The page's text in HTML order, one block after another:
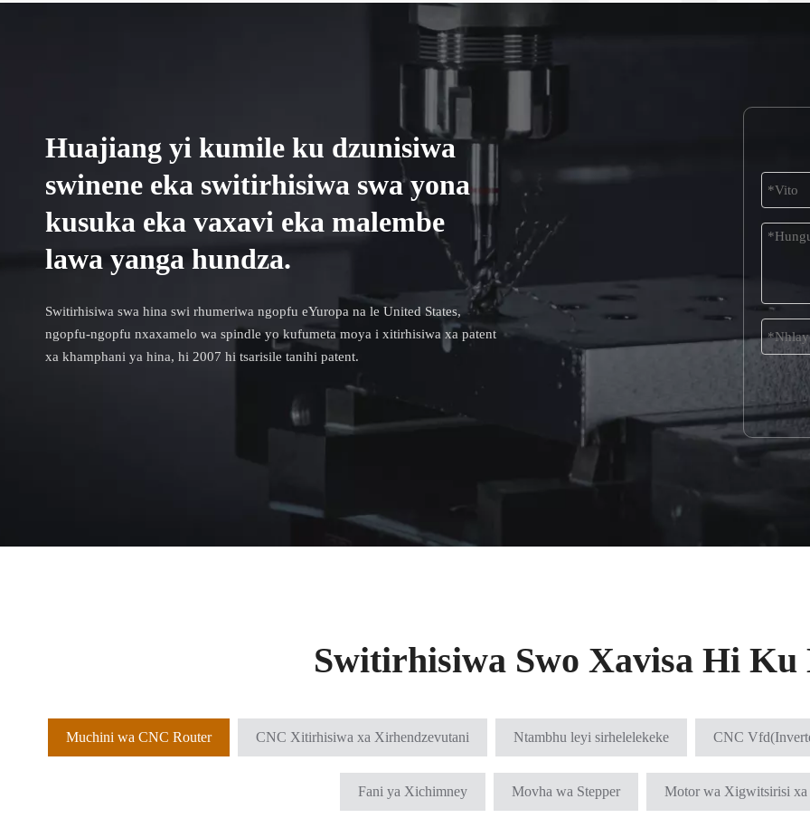
Huajiang yi kumile ku dzunisiwa
swinene eka switirhisiwa swa yona
kusuka eka vaxavi eka malembe
lawa yanga hundza.
Switirhisiwa swa hina swi rhumeriwa ngopfu eYuropa na le United States,
ngopfu-ngopfu nxaxamelo wa spindle yo kufumeta moya i xitirhisiwa xa patent
xa khamphani ya hina, hi 2007 hi tsarisile tanihi patent.
Switirhisiwa Swo Xavisa Hi Ku
Muchini wa CNC Router CNC Xitirhisiwa xa Xirhendzevutani Ntambhu leyi sirhelelekeke CNC
Fani ya Xichimney Movha wa Stepper Motor wa Xigwitsirisi xa